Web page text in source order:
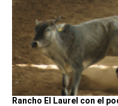
Rancho El Laurel con el